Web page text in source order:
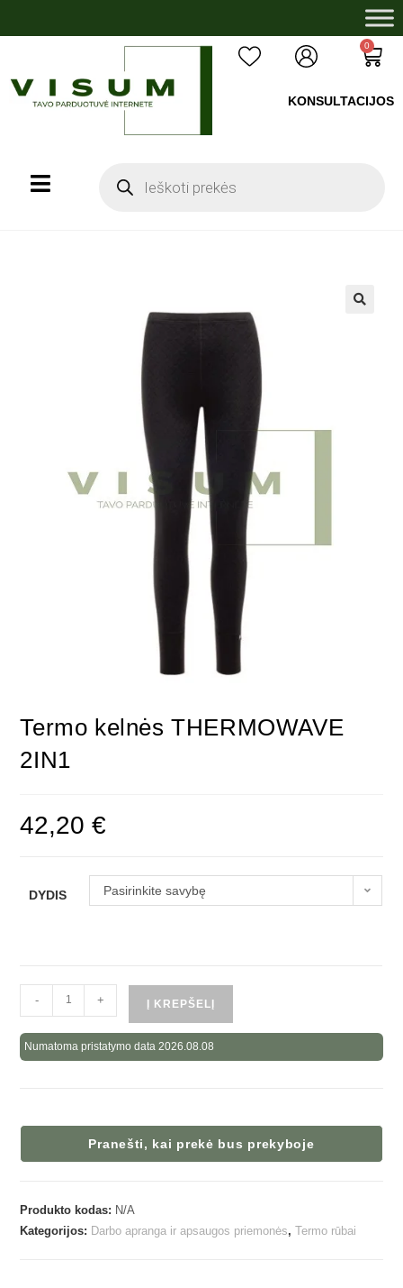
0
KONSULTACIJOS
Termo kelnės THERMOWAVE
2IN1
42,20€
DYDIS Pasirinkite savybę
- + Į KREPŠELĮ
Numatoma pristatymo data 2026.08.08
Pranešti, kai prekė bus prekyboje
Produkto kodas: N/A
Kategorijos: Darbo apranga ir apsaugos priemonės,Termo rūbai